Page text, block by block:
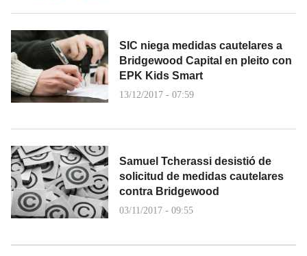
SIC niega medidas cautelares a
Bridgewood Capital en pleito con
EPK Kids Smart
13/12/2017 - 07:59
Samuel Tcherassi desistió de
solicitud de medidas cautelares
contra Bridgewood
03/11/2017 - 09:55